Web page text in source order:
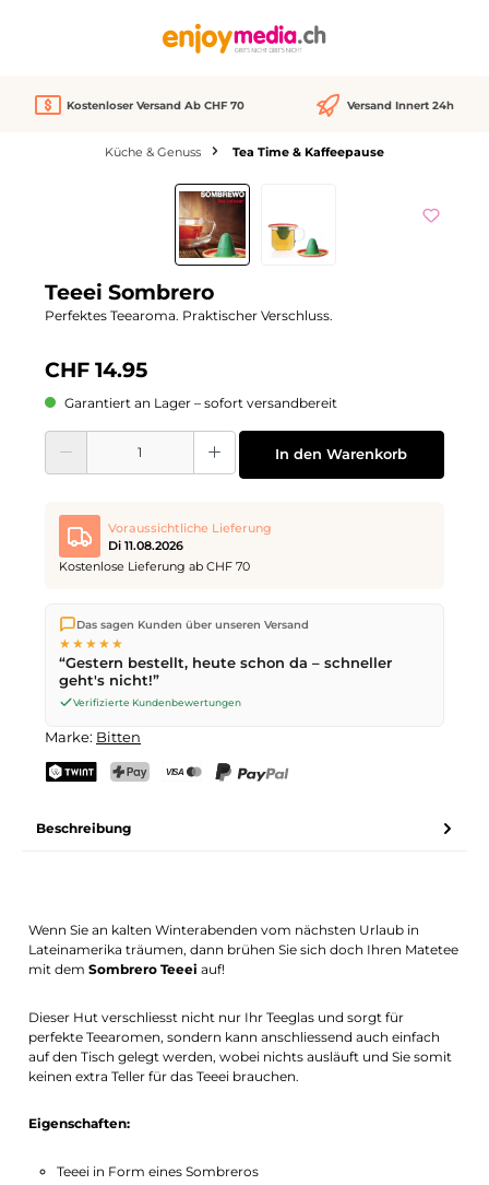
Kostenloser Versand Ab CHF 70 Versand Innert 24h
Küche & Genuss Tea Time & Kaffeepause
Bildergalerie überspringen
Teeei Sombrero
Perfektes Teearoma. Praktischer Verschluss.
CHF 14.95
Garantiert an Lager – sofort versandbereit
Produkt Anzahl: Gib den gewünschten Wert ein oder benutze die
In den Warenkorb
Voraussichtliche Lieferung
Di 11.08.2026
Kostenlose Lieferung ab CHF 70
Wir versenden direkt aus unserem Lager in Kriens. Ab
ist die Lieferung kostenlos. Bestellungen bis
werden noch am selben Tag versendet – Zustellung am
nächsten Werktagmit der Schweizerischen Post.
Das sagen Kunden über unseren Versand
★★★★★
“Gestern bestellt, heute schon da – schneller
geht's nicht!”
Verifizierte Kundenbewertungen
Marke: Bitten
Beschreibung
Wenn Sie an kalten Winterabenden vom nächsten Urlaub in
Lateinamerika träumen, dann brühen Sie sich doch Ihren Matetee
mit dem Sombrero Teeeiauf!
Dieser Hut verschliesst nicht nur Ihr Teeglas und sorgt für
perfekte Teearomen, sondern kann anschliessend auch einfach
auf den Tisch gelegt werden, wobei nichts ausläuft und Sie somit
keinen extra Teller für das Teeei brauchen.
Eigenschaften:
Teeei in Form eines Sombreros